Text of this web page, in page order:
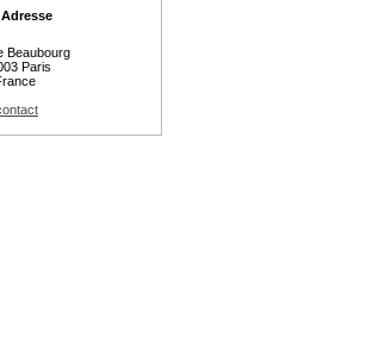
Adresse
Beaubourg
Paris